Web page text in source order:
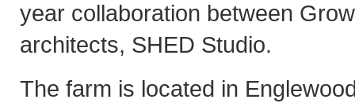
year collaboration between
architects, SHED Studio.
The farm is located in